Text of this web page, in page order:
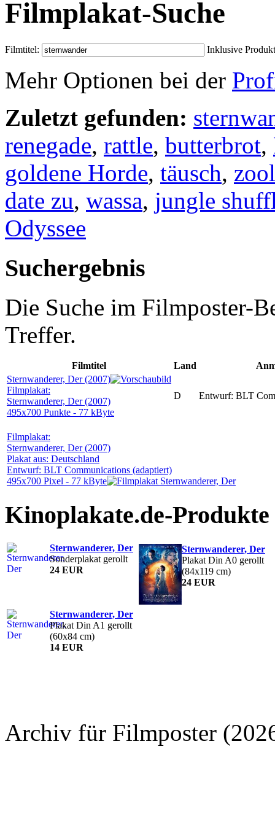
Filmplakat-Suche
Filmtitel: Inklusive
Mehr Optionen bei der
Zuletzt gefunden:
renegade, rattle, butterbrot,
goldene Horde, täusch,
date zu, wassa, jungle
Odyssee
Suchergebnis
Die Suche im Filmposter-
Treffer.
Filmtitel Land
Sternwanderer, Der (2007)
Filmplakat:
Sternwanderer, Der (2007)
495x700 Punkte - 77 kByte
D Entwurf: BLT
Filmplakat:
Sternwanderer, Der (2007)
Plakat aus: Deutschland
Entwurf: BLT Communications (adaptiert)
495x700 Pixel - 77 kByte
Kinoplakate.de-Produkte
Sternwanderer, Der
Sonderplakat gerollt
24 EUR
Sternwanderer, Der
Plakat Din A0 gerollt
(84x119 cm)
24 EUR
Sternwanderer, Der
Plakat Din A1 gerollt
(60x84 cm)
14 EUR
Archiv für Filmposter